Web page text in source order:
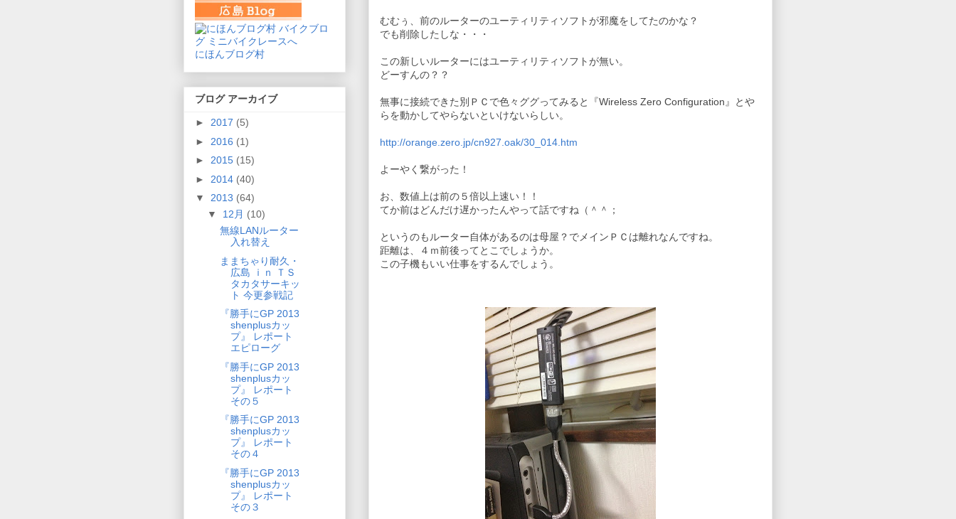
むむぅ、前のルーターのユーティリティソフトが邪魔をしてたのかな？
でも削除したしな・・・
この新しいルーターにはユーティリティソフトが無い。
どーすんの？？
無事に接続できた別ＰＣで色々ググってみると『Wireless Zero Configuration』とや
らを動かしてやらないといけないらしい。
http://orange.zero.jp/cn927.oak/30_014.htm
よーやく繋がった！
お、数値上は前の５倍以上速い！！
てか前はどんだけ遅かったんやって話ですね（＾＾；
というのもルーター自体があるのは母屋？でメインＰＣは離れなんですね。
距離は、４ｍ前後ってとこでしょうか。
この子機もいい仕事をするんでしょう。
にほんブログ村
ブログ アーカイブ
► 2017 (5)
► 2016 (1)
► 2015 (15)
► 2014 (40)
▼ 2013 (64)
▼ 12月 (10)
無線LANルーター
入れ替え
ままちゃり耐久・
広島 ｉｎ ＴＳ
タカタサーキッ
ト 今更参戦記
『勝手にGP 2013
shenplusカッ
プ』 レポート
エピローグ
『勝手にGP 2013
shenplusカッ
プ』 レポート
その５
『勝手にGP 2013
shenplusカッ
プ』 レポート
その４
『勝手にGP 2013
shenplusカッ
プ』 レポート
その３